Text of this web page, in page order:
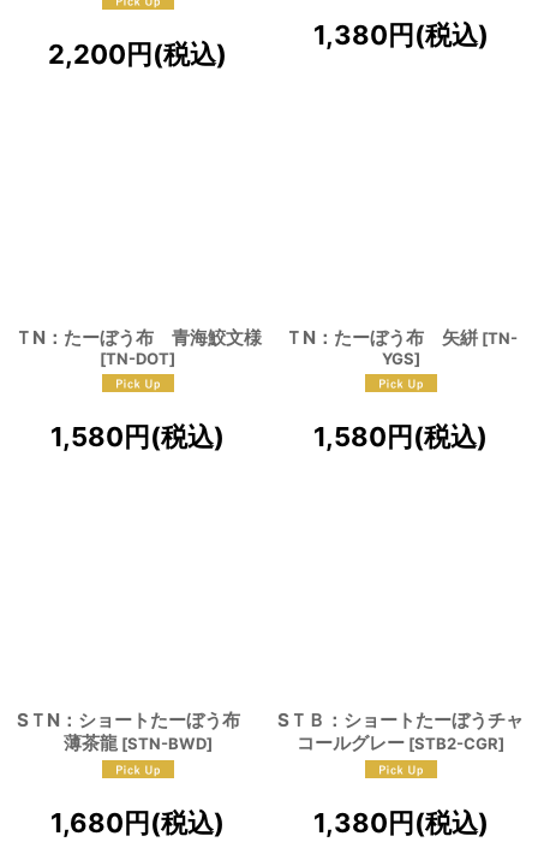
2,200円(税込)
1,380円(税込)
ＴN：たーぼう布 青海鮫文様
[TN-DOT]
1,580円(税込)
ＴN：たーぼう布 矢絣 [TN-
YGS]
1,580円(税込)
SＴN：ショートたーぼう布
薄茶龍 [STN-BWD]
1,680円(税込)
SＴＢ：ショートたーぼうチャ
コールグレー [STB2-CGR]
1,380円(税込)